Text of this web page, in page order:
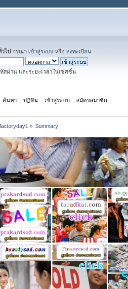
ไป กรุณา เข้าสู่ระบบ หรือ ลงทะเบียน
สผ่าน และระยะเวลาในเซสชั่น
ค้นหา ปฏิทิน เข้าสู่ระบบ สมัครสมาชิก
» Summary